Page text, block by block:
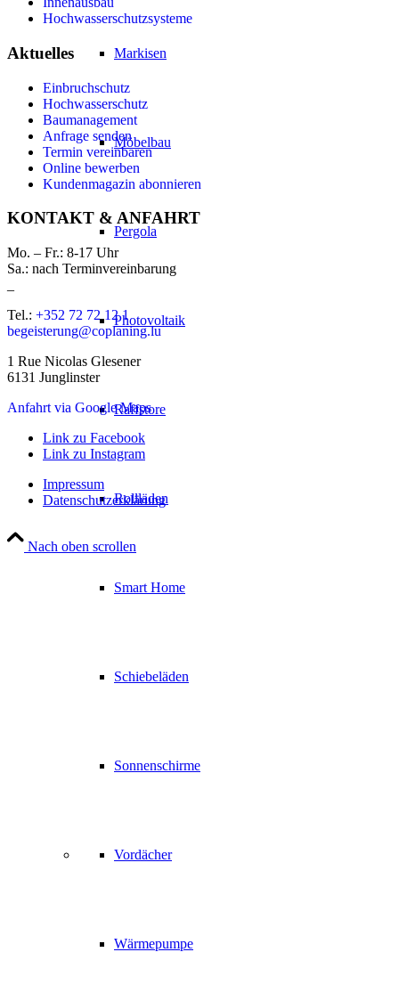
Markisen
Möbelbau
Pergola
Photovoltaik
Raffstore
Rollläden
Smart Home
Schiebeläden
Sonnenschirme
Vordächer
Wärmepumpe
Hochwasserschutzsysteme
Aktuelles
Einbruchschutz
Hochwasserschutz
Baumanagement
Anfrage senden
Termin vereinbaren
Online bewerben
Kundenmagazin abonnieren
KONTAKT & ANFAHRT
Mo. – Fr.: 8-17 Uhr
Sa.: nach Terminvereinbarung
Tel.: +352 72 72 12 1
begeisterung@coplaning.lu
1 Rue Nicolas Glesener
6131 Junglinster
Anfahrt via Google Maps
Link zu Facebook
Link zu Instagram
Impressum
Datenschutzerklärung
Nach oben scrollen